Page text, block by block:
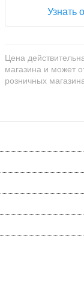
Узнать
Цена
магазина и может
розничных